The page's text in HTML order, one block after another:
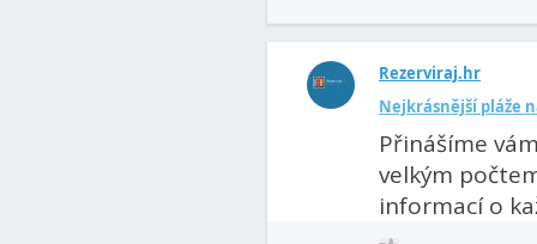
Rezerviraj.hr
Nejkrásnější pláže
Přinášíme
velkým
informací o